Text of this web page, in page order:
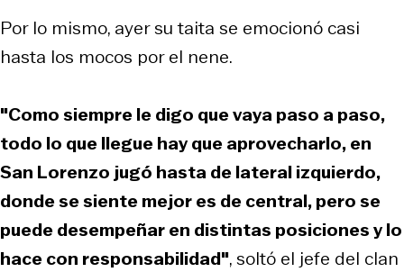
Por lo mismo, ayer su taita se emocionó casi
hasta los mocos por el nene.
"Como siempre le digo que vaya paso a paso,
todo lo que llegue hay que aprovecharlo, en
San Lorenzo jugó hasta de lateral izquierdo,
donde se siente mejor es de central, pero se
puede desempeñar en distintas posiciones y lo
hace con responsabilidad", soltó el jefe del clan